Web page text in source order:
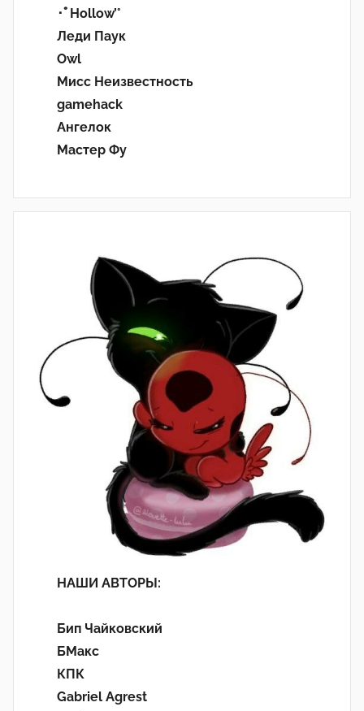
･ﾟHollow’°
Леди Паук
Owl
Мисс Неизвестность
gamehack
Ангелок
Мастер Фу
НАШИ АВТОРЫ:
Бип Чайковский
БМакс
КПК
Gabriel Agrest